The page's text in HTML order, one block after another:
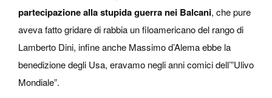
partecipazione alla stupida guerra nei Balcani, che pure
aveva fatto gridare di rabbia un filoamericano del rango di
Lamberto Dini, infine anche Massimo d’Alema ebbe la
benedizione degli Usa, eravamo negli anni comici dell’”Ulivo
Mondiale”.